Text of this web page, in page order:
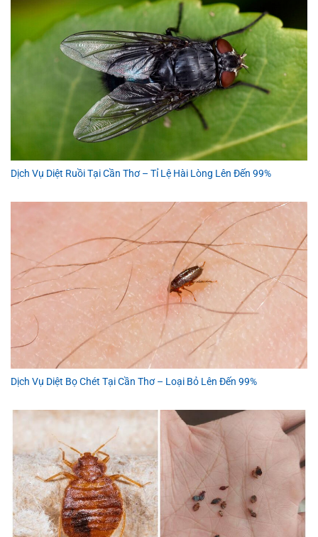
Dịch Vụ Diệt Ruồi Tại Cần Thơ – Tỉ Lệ Hài Lòng Lên Đến 99%
Dịch Vụ Diệt Bọ Chét Tại Cần Thơ – Loại Bỏ Lên Đến 99%